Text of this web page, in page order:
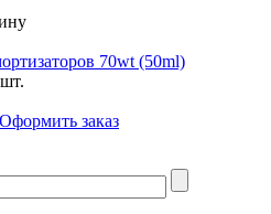
70wt (50ml)
Оформить заказ